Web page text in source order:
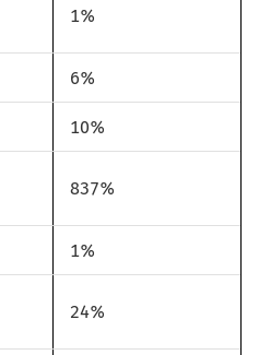
1%
6%
10%
837%
1%
24%